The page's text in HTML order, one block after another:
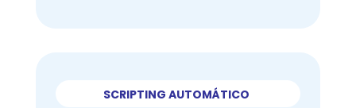
SCRIPTING AUTOMÁTICO